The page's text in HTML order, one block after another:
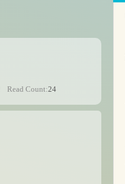
Read Count:24